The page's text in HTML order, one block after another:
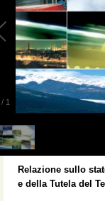
/ 1
Relazione sullo
e della Tutela del